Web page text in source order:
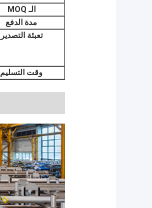
الـ MOQ
مدة الدفع
تعبئة التصدير
وقت التسليم